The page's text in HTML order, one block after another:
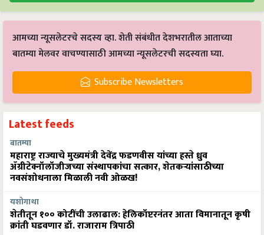
आमच्या न्यूसलेटरचे सदस्य व्हा. शेती संबंधीत देशभरातील आताच्या
बातम्या मेलवर वाचण्यासाठी आमच्या न्यूसलेटरची सदस्यता घ्या.
Subscribe Newsletters
Latest feeds
बातम्या
महाराष्ट्र राज्याचे मुख्यमंत्री देवेंद्र फडणवीस यांच्या हस्ते ध्रुव
ॲग्रीटेक्नॉलॉजीजच्या संस्थापकांचा सत्कार, शेतकऱ्यांसाठीच्या
नवसंशोधनाला मिळाली नवी ओळख!
यशोगाथा
शेतीतून १०० कोटींची उलाढाल: हेलिकॉप्टरनंतर आता विमानातून कृषी
क्रांती घडवणार डॉ. राजाराम त्रिपाठी